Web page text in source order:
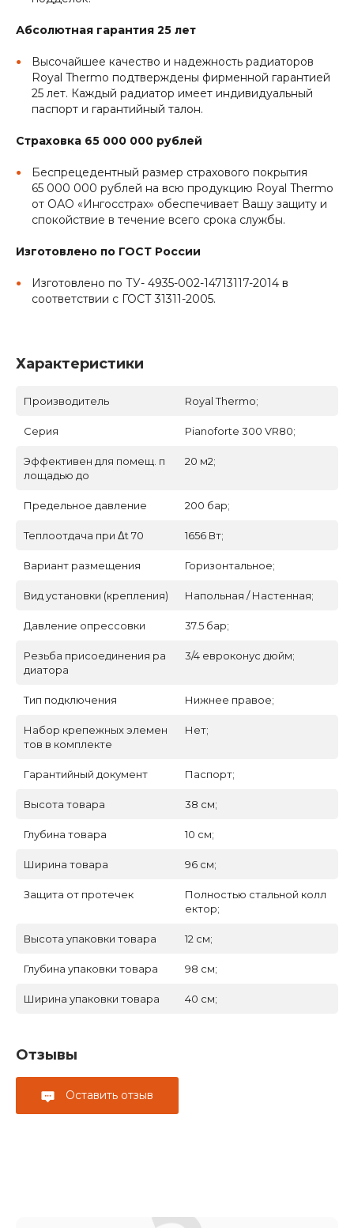
Абсолютная гарантия 25 лет
Высочайшее качество и надежность радиаторов
Royal Thermo подтверждены фирменной гарантией
25 лет. Каждый радиатор имеет индивидуальный
паспорт и гарантийный талон.
Страховка 65 000 000 рублей
Беспрецедентный размер страхового покрытия
65 000 000 рублей на всю продукцию Royal Thermo
от ОАО «Ингосстрах» обеспечивает Вашу защиту и
спокойствие в течение всего срока службы.
Изготовлено по ГОСТ России
Изготовлено по ТУ- 4935-002-14713117-2014 в
соответствии с ГОСТ 31311-2005.
Характеристики
Производитель Royal Thermo;
Серия Pianoforte 300 VR80;
Эффективен для помещ. п
лощадью до
20 м2;
Предельное давление 200 бар;
Теплоотдача при Δt 70 1656 Вт;
Вариант размещения Горизонтальное;
Вид установки (крепления) Напольная / Настенная;
Давление опрессовки 37.5 бар;
Резьба присоединения ра
диатора
3/4 евроконус дюйм;
Тип подключения Нижнее правое;
Набор крепежных элемен
тов в комплекте
Нет;
Гарантийный документ Паспорт;
Высота товара 38 см;
Глубина товара 10 см;
Ширина товара 96 см;
Защита от протечек
Полностью стальной колл
ектор;
Высота упаковки товара 12 см;
Глубина упаковки товара 98 см;
Ширина упаковки товара 40 см;
Отзывы
Оставить отзыв